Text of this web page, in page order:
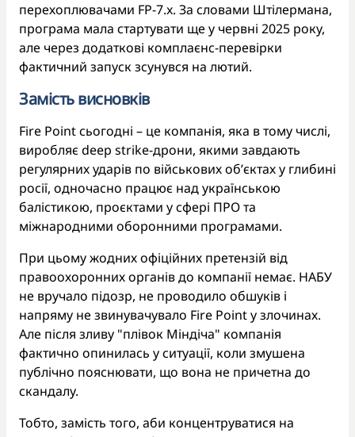
перехоплювачами FP-7.x. За словами Штілермана,
програма мала стартувати ще у червні 2025 року,
але через додаткові комплаєнс-перевірки
фактичний запуск зсунувся на лютий.
Замість висновків
Fire Point сьогодні – це компанія, яка в тому числі,
виробляє deep strike-дрони, якими завдають
регулярних ударів по військових об’єктах у глибині
росії, одночасно працює над українською
балістикою, проєктами у сфері ПРО та
міжнародними оборонними програмами.
При цьому жодних офіційних претензій від
правоохоронних органів до компанії немає. НАБУ
не вручало підозр, не проводило обшуків і
напряму не звинувачувало Fire Point у злочинах.
Але після зливу "плівок Міндіча" компанія
фактично опинилась у ситуації, коли змушена
публічно пояснювати, що вона не причетна до
скандалу.
Тобто, замість того, аби концентруватися на